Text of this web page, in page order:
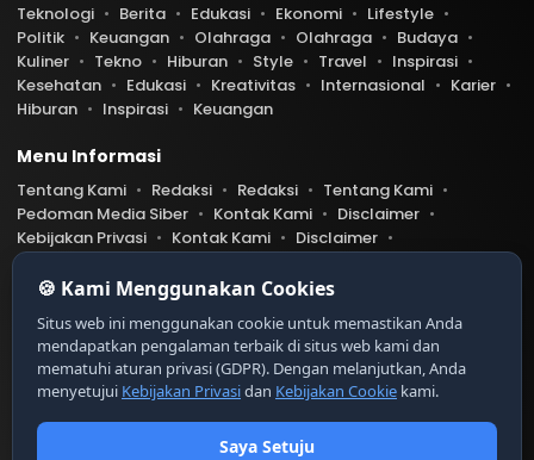
Teknologi Berita Edukasi Ekonomi
Lifestyle
Politik
Keuangan Olahraga Olahraga
Budaya
Kuliner
Tekno Hiburan Style Travel
Inspirasi
Kesehatan
Edukasi Kreativitas Internasional
Karier
Hiburan
Inspirasi Keuangan
Menu Informasi
Tentang Kami Redaksi Redaksi
Tentang Kami
Pedoman Media Siber
Kontak Kami
Disclaimer
Kebijakan Privasi
Kontak Kami
Disclaimer
Pedoman Media Siber
Belibis.com telah diverifikasi oleh Dewan Pers
tifikat Nomor 9999/DP-Verifikasi/K/XII/20XX
https://dewanpers.or.id/data/contoh-xxx
PT Digital Kreator Nusantara
🍪 Kami Menggunakan Cookies
Situs web ini menggunakan cookie untuk memastikan Anda
mendapatkan pengalaman terbaik di situs web kami dan
mematuhi aturan privasi (GDPR). Dengan melanjutkan, Anda
menyetujui Kebijakan Privasidan Kebijakan Cookie kami.
Saya Setuju